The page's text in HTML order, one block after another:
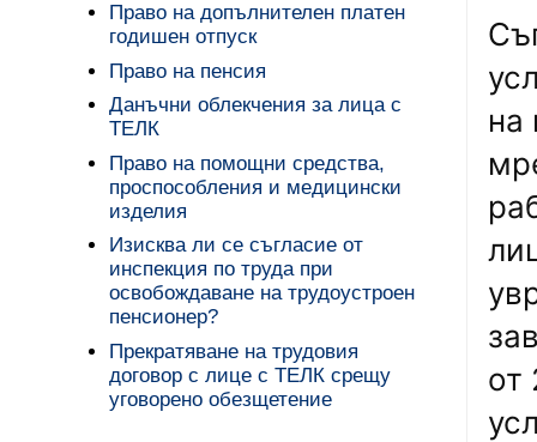
на
от
Право на допълнителен платен
годишен отпуск
Право на пенсия
Данъчни облекчения за лица с
ТЕЛК
Право на помощни средства,
проспособления и медицински
изделия
Изисква ли се съгласие от
инспекция по труда при
освобождаване на трудоустроен
пенсионер?
Прекратяване на трудовия
договор с лице с ТЕЛК срещу
уговорено обезщетение